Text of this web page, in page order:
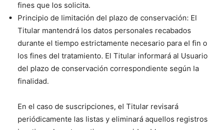
fines que los solicita.
Principio de limitación del plazo de conservación: El
Titular mantendrá los datos personales recabados
durante el tiempo estrictamente necesario para el fin o
los fines del tratamiento. El Titular informará al Usuario
del plazo de conservación correspondiente según la
finalidad.
En el caso de suscripciones, el Titular revisará
periódicamente las listas y eliminará aquellos registros